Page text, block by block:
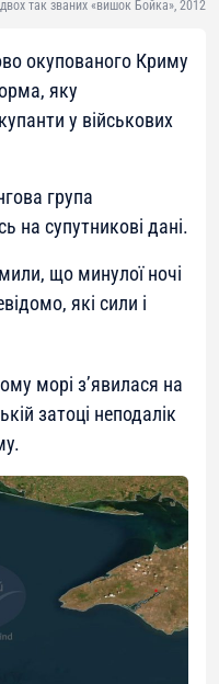
так званих «вишок Бойка», 2012
окупованого Криму
яку
у військових
група
на супутникові дані.
що минулої ночі
які сили і
морі з’явилася на
затоці неподалік